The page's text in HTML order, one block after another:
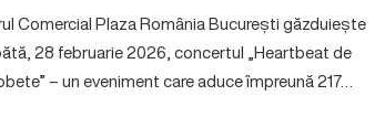
Comercial Plaza România București găzduiește
28 februarie 2026, concertul „Heartbeat de
– un eveniment care aduce împreună 217…